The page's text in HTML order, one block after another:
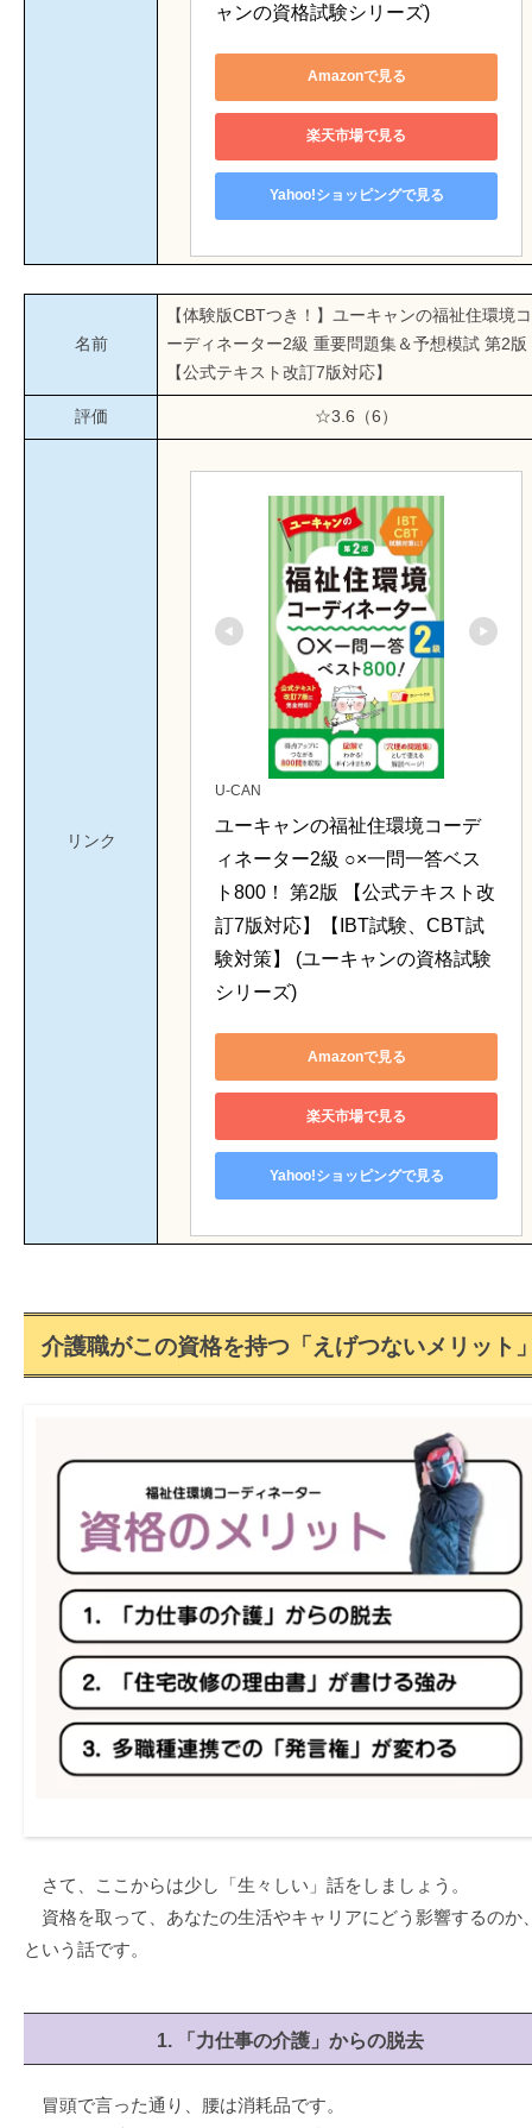
ャンの資格試験シリーズ)
Amazonで見る
楽天市場で見る
Yahoo!ショッピングで見る
名前
【体験版CBTつき！】ユーキャンの福祉住環境コ
ーディネーター2級 重要問題集＆予想模試 第2版
【公式テキスト改訂7版対応】
評価 ☆3.6（6）
リンク
U-CAN
ユーキャンの福祉住環境コーデ
ィネーター2級 ○×一問一答ベス
ト800！ 第2版 【公式テキスト改
訂7版対応】【IBT試験、CBT試
験対策】 (ユーキャンの資格試験
シリーズ)
Amazonで見る
楽天市場で見る
Yahoo!ショッピングで見る
介護職がこの資格を持つ「えげつないメリット
さて、ここからは少し「生々しい」話をしましょう。
資格を取って、あなたの生活やキャリアにどう影響するのか
という話です。
1. 「力仕事の介護」からの脱去
冒頭で言った通り、腰は消耗品です。